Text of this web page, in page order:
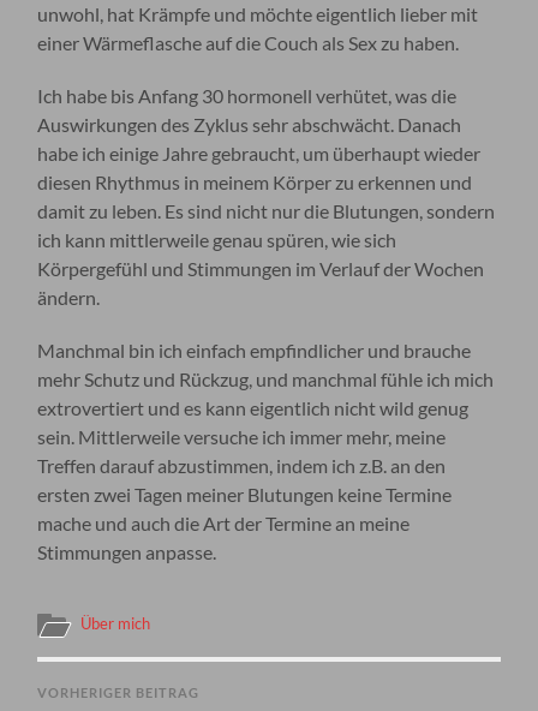
unwohl, hat Krämpfe und möchte eigentlich lieber mit
einer Wärmeflasche auf die Couch als Sex zu haben.
Ich habe bis Anfang 30 hormonell verhütet, was die
Auswirkungen des Zyklus sehr abschwächt. Danach
habe ich einige Jahre gebraucht, um überhaupt wieder
diesen Rhythmus in meinem Körper zu erkennen und
damit zu leben. Es sind nicht nur die Blutungen, sondern
ich kann mittlerweile genau spüren, wie sich
Körpergefühl und Stimmungen im Verlauf der Wochen
ändern.
Manchmal bin ich einfach empfindlicher und brauche
mehr Schutz und Rückzug, und manchmal fühle ich mich
extrovertiert und es kann eigentlich nicht wild genug
sein. Mittlerweile versuche ich immer mehr, meine
Treffen darauf abzustimmen, indem ich z.B. an den
ersten zwei Tagen meiner Blutungen keine Termine
mache und auch die Art der Termine an meine
Stimmungen anpasse.
Über mich
VORHERIGER BEITRAG